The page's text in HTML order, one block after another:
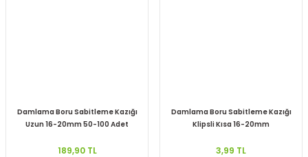
Damlama Boru Sabitleme Kazığı
Uzun 16-20mm 50-100 Adet
189,90 TL
Damlama Boru Sabitleme Kazığı
Klipsli Kısa 16-20mm
3,99 TL